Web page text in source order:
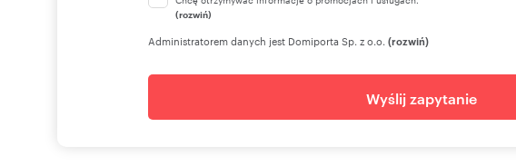
(rozwiń)
Administratorem danych jest Domiporta Sp. z o.o. (rozwiń)
Wyślij zapytanie